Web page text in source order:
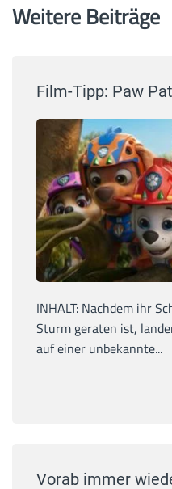
Weitere Beiträge
Film-Tipp: Paw
INHALT: Nachdem ihr
Sturm geraten ist,
auf einer unbekannte...
Vorab immer